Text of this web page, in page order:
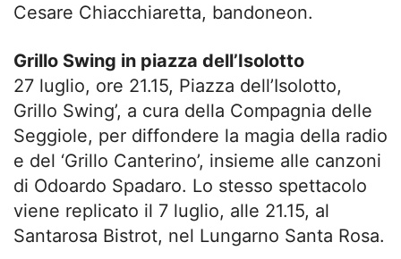
Cesare Chiacchiaretta, bandoneon.
Grillo Swing in piazza dell’Isolotto
27 luglio, ore 21.15, Piazza dell’Isolotto,
Grillo Swing’, a cura della Compagnia delle
Seggiole, per diffondere la magia della radio
e del ‘Grillo Canterino’, insieme alle canzoni
di Odoardo Spadaro. Lo stesso spettacolo
viene replicato il 7 luglio, alle 21.15, al
Santarosa Bistrot, nel Lungarno Santa Rosa.